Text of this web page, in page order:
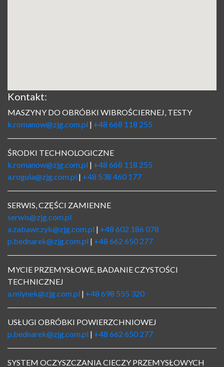
Kontakt:
MASZYNY DO OBRÓBKI WIBROŚCIERNEJ, TESTY
k.romanow@zjg.com.pl | +48 668 118 255
ŚRODKI TECHNOLOGICZNE
k.romanow@zjg.com.pl | +48 668 118 255
a.rogula@zjg.com.pl | +48 538 460 177
SERWIS, CZĘŚCI ZAMIENNE
serwis@zjg.com.pl
a.zabawczyk@zjg.com.pl | +48 602 186 078
p.bednarek@zjg.com.pl | +48 662 650 277
MYCIE PRZEMYSŁOWE, BADANIE CZYSTOŚCI
TECHNICZNEJ
a.mlynek@zjg.com.pl | +48 698 555 320
USŁUGI OBRÓBKI POWIERZCHNIOWEJ
p.bednarek@zjg.com.pl | +48 662 650 277
SYSTEM OCZYSZCZANIA CIECZY PRZEMYSŁOWYCH